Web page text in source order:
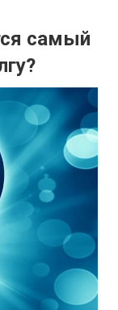
самый